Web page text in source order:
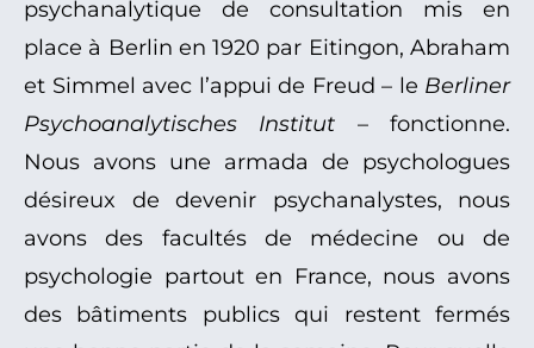
psychanalytique de consultation mis en
place à Berlin en 1920 par Eitingon, Abraham
et Simmel avec l’appui de Freud – le Berliner
Psychoanalytisches Institut – fonctionne.
Nous avons une armada de psychologues
désireux de devenir psychanalystes, nous
avons des facultés de médecine ou de
psychologie partout en France, nous avons
des bâtiments publics qui restent fermés